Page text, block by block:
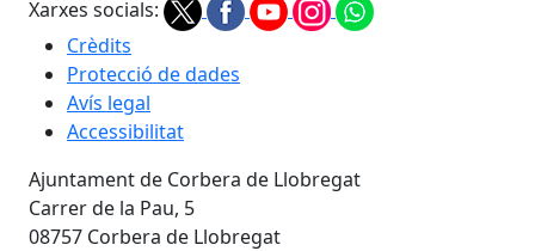
Xarxes socials:
Crèdits
Protecció de dades
Avís legal
Accessibilitat
Ajuntament de Corbera de Llobregat
Carrer de la Pau, 5
08757 Corbera de Llobregat